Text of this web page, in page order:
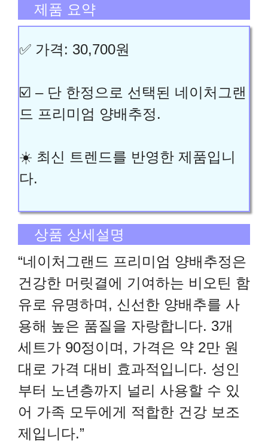
제품 요약
✅ 가격: 30,700원
☑️ – 단 한정으로 선택된 네이처그랜
드 프리미엄 양배추정.
☀️ 최신 트렌드를 반영한 제품입니
다.
상품 상세설명
“네이처그랜드 프리미엄 양배추정은
건강한 머릿결에 기여하는 비오틴 함
유로 유명하며, 신선한 양배추를 사
용해 높은 품질을 자랑합니다. 3개
세트가 90정이며, 가격은 약 2만 원
대로 가격 대비 효과적입니다. 성인
부터 노년층까지 널리 사용할 수 있
어 가족 모두에게 적합한 건강 보조
제입니다.”